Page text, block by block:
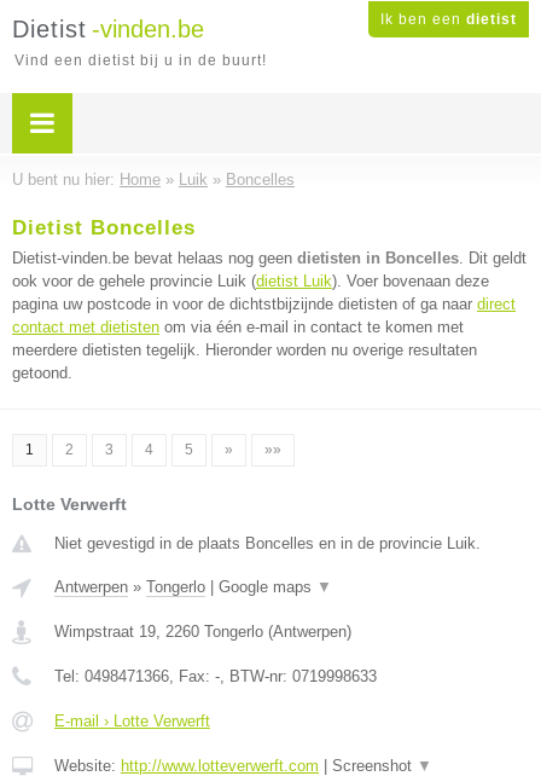
Ik ben een dietist
Dietist -vinden.be
Vind een dietist bij u in de buurt!
U bent nu hier: Home » Luik » Boncelles
Dietist Boncelles
Dietist-vinden.be bevat helaas nog geen dietisten in Boncelles. Dit geldt
ook voor de gehele provincie Luik (dietist Luik). Voer bovenaan deze
pagina uw postcode in voor de dichtstbijzijnde dietisten of ga naar direct
contact met dietisten om via één e-mail in contact te komen met
meerdere dietisten tegelijk. Hieronder worden nu overige resultaten
getoond.
1 2 3 4 5 » »»
Lotte Verwerft
Niet gevestigd in de plaats Boncelles en in de provincie Luik.
Antwerpen » Tongerlo Google maps ▼
Wimpstraat 19, 2260 Tongerlo (Antwerpen)
Tel: 0498471366, Fax: -, BTW-nr: 0719998633
E-mail › Lotte Verwerft
Website: http://www.lotteverwerft.com Screenshot ▼